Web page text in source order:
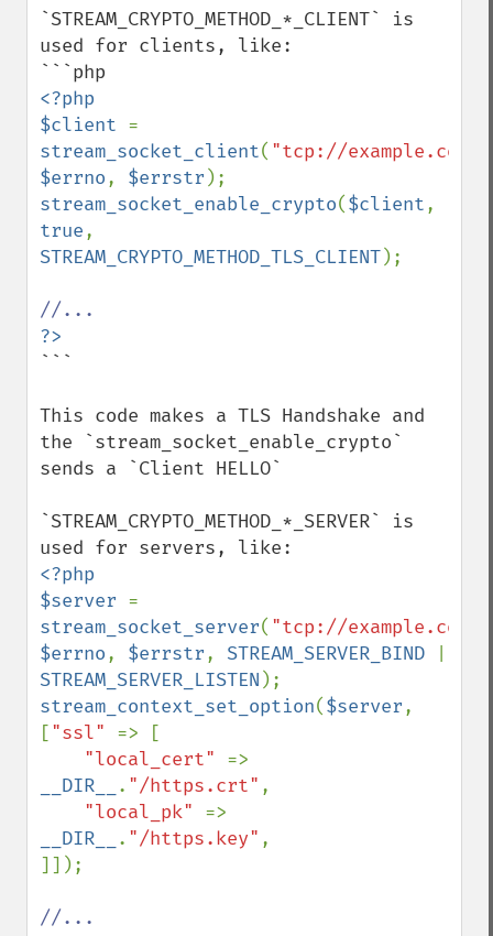
`STREAM_CRYPTO_METHOD_*_CLIENT` is
used for clients, like:
<?php
$client
stream_socket_client( "tcp://
$errno, $errstr
stream_socket_enable_crypto($client
true
STREAM_CRYPTO_METHOD_TLS_CLIENT);
```
This code makes a TLS Handshake and
the `stream_socket_enable_crypto`
sends a `Client HELLO`
`STREAM_CRYPTO_METHOD_*_SERVER` is
<?php
$server
stream_socket_server( "tcp://
$errno, $errstr, STREAM_SERVER_BIND
STREAM_SERVER_LISTEN
stream_context_set_option($server,
["ssl" => [
"local_cert"
__DIR__
. "/https.crt" ,
"local_pk"
__DIR__
. "/https.key" ,
]]);
//...